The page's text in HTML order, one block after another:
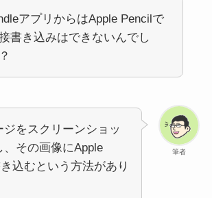
アプリからはApple Pencilで
書き込みはできないんでし
筆者
ジをスクリーンショッ
、その画像にApple
込むという方法があり